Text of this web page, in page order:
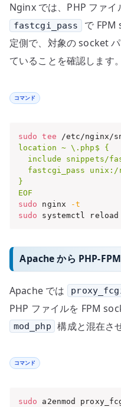
Nginx では、PHP ファイ
fastcgi_pass
で FPM
定側で、対象の socket
ていることを確認します。
コマンド
sudo tee /etc/nginx/
location ~ \.php$ {
include snippets/
fastcgi_pass
}
EOF
sudo nginx
-t
sudo systemctl
Apache から PHP-
Apache では
PHP ファイルを FPM
mod_php 構成と混在さ
コマンド
sudo